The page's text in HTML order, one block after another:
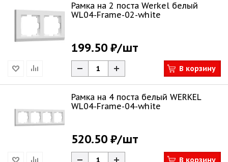
Рамка на 2 поста Werkel белый
WL04-Frame-02-white
199.50 ₽/шт
В корзину
Рамка на 4 поста белый WERKEL
WL04-Frame-04-white
520.50 ₽/шт
В корзину